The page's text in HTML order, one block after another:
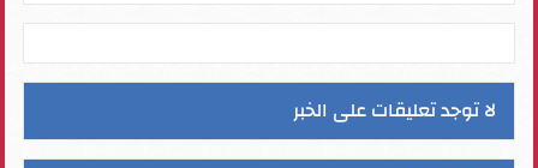
لا توجد تعليقات على الخبر